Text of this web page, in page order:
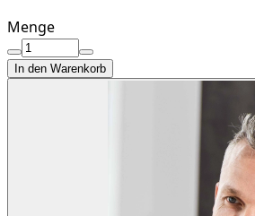
Menge
In den Warenkorb